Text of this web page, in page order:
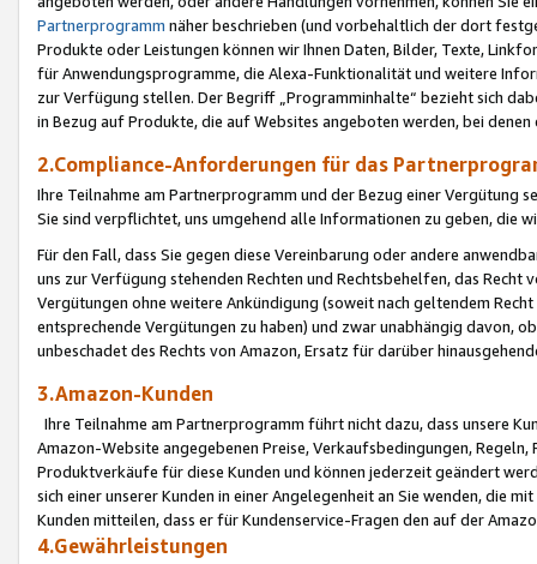
Partnerprogramm näher beschrieben (und vorbehaltlich der dort
Produkte oder Leistungen können wir Ihnen Daten, Bilder, Texte,
für Anwendungsprogramme, die Alexa-Funktionalität und weitere
zur Verfügung stellen. Der Begriff „Programminhalte“ bezieht sich
in Bezug auf Produkte, die auf Websites angeboten werden, bei
2.Compliance-Anforderungen für das
Ihre Teilnahme am Partnerprogramm und der Bezug einer Vergütung
Sie sind verpflichtet, uns umgehend alle Informationen zu geben, die
Für den Fall, dass Sie gegen diese Vereinbarung oder andere
uns zur Verfügung stehenden Rechten und Rechtsbehelfen, das
Vergütungen ohne weitere Ankündigung (soweit nach geltendem
entsprechende Vergütungen zu haben) und zwar unabhängig davon,
unbeschadet des Rechts von Amazon, Ersatz für darüber
3.Amazon-Kunden
Ihre Teilnahme am Partnerprogramm führt nicht dazu, dass unsere
Amazon-Website angegebenen Preise, Verkaufsbedingungen,
Produktverkäufe für diese Kunden und können jederzeit geändert
sich einer unserer Kunden in einer Angelegenheit an Sie wenden, die
Kunden mitteilen, dass er für Kundenservice-Fragen den auf der
4.Gewährleistungen